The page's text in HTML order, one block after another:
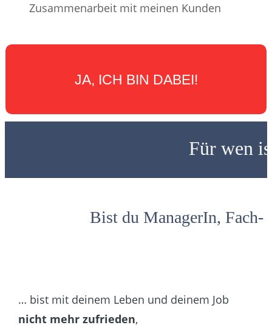
Zusammenarbeit mit meinen Kunden
JA, ICH BIN DABEI!
Für wen
Bist du ManagerIn,
… bist mit deinem Leben und deinem Job
nicht mehr zufrieden,